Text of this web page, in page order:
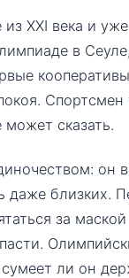
XXI века и
в
Спортсмен
сказать.
он
даже близких.
за
ли он